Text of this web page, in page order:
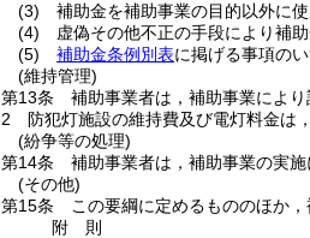
(3)
補助金を補助事業の目的以外に使
(4)
虚偽その他不正の手段により補
(5)
補助金条例別表に掲げる事項の
(維持管理)
第13条
補助事業者は，補助事業によ
2
防犯灯施設の維持費及び電灯料金は
(紛争等の処理)
第14条
補助事業者は，補助事業の実
(その他)
第15条
この要綱に定めるもののほか
附 則